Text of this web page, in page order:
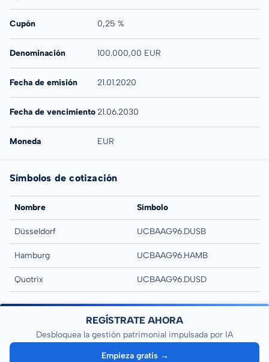
Cupón 0,25 %
Denominación 100.000,00 EUR
Fecha de emisión 21.01.2020
Fecha de vencimiento21.06.2030
Moneda EUR
Símbolos de cotización
Nombre Símbolo
Düsseldorf UCBAAG96.DUSB
Hamburg UCBAAG96.HAMB
Quotrix UCBAAG96.DUSD
REGÍSTRATE AHORA
Desbloquea la gestión patrimonial impulsada por IA
Empieza gratis →